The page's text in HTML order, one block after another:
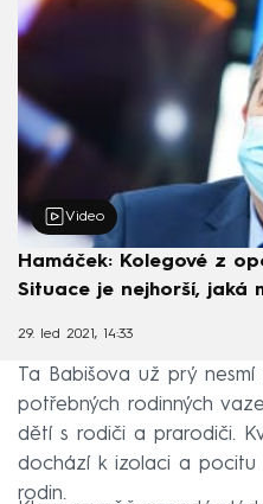
Video
Hamáček: Kolegové z
Situace je nejhorší, jaká
29. led 2021, 14:33
Ta Babišova už prý
potřebných rodinných
dětí s rodiči a prarodiči.
dochází k izolaci a pocitu
rodin.